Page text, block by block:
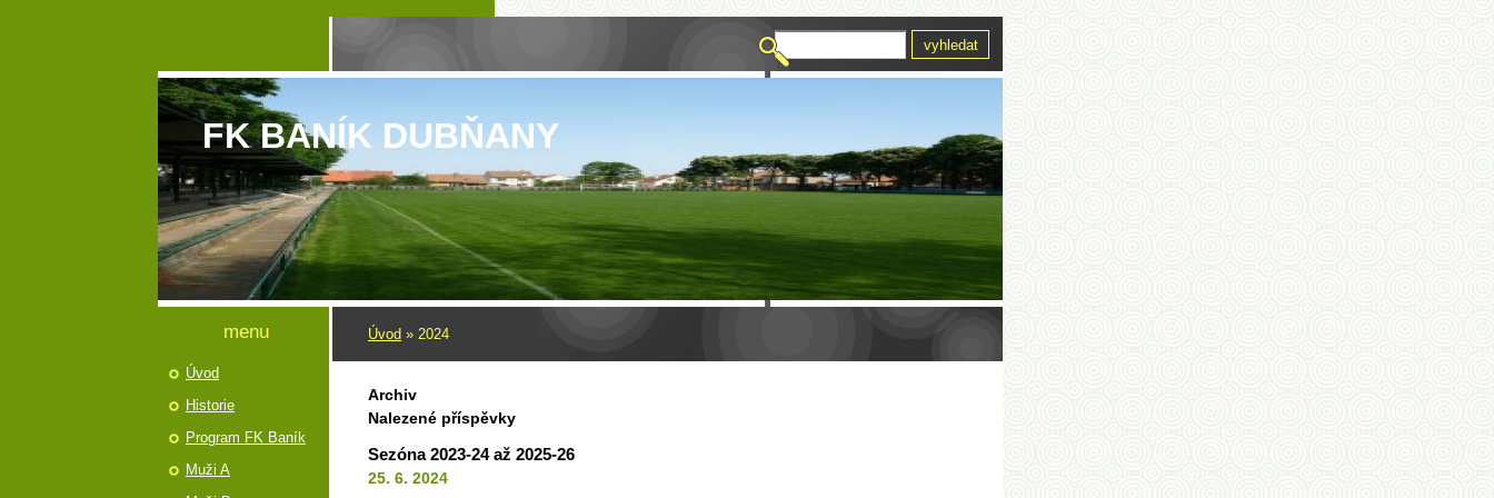
FK BANÍK DUBŇANY
Úvod » 2024
Archiv
Nalezené příspěvky
Sezóna 2023-24 až 2025-26
25. 6. 2024
menu
Úvod
Historie
Program FK Baník
Muži A